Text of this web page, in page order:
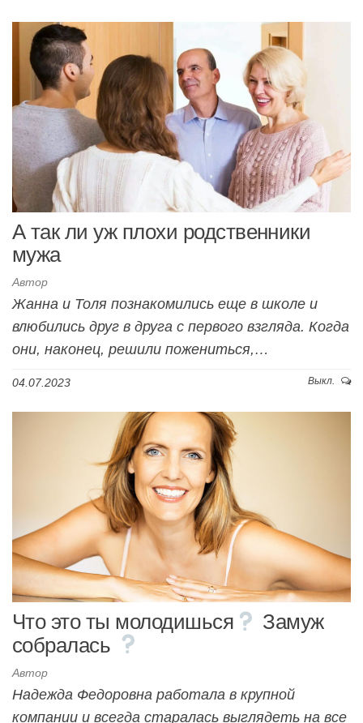
А так ли уж плохи родственники
мужа
Автор
Жанна и Толя познакомились еще в школе и
влюбились друг в друга с первого взгляда. Когда
они, наконец, решили пожениться,…
04.07.2023 Выкл.
Что это ты молодишься
Замуж
собралась
Автор
Надежда Федоровна работала в крупной
компании и всегда старалась выглядеть на все